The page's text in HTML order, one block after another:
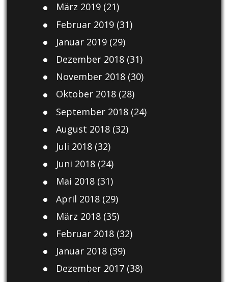
März 2019(21)
Februar 2019(31)
Januar 2019(29)
Dezember 2018(31)
November 2018(30)
Oktober 2018(28)
September 2018(24)
August 2018(32)
Juli 2018(32)
Juni 2018(24)
Mai 2018(31)
April 2018(29)
März 2018(35)
Februar 2018(32)
Januar 2018(39)
Dezember 2017(38)